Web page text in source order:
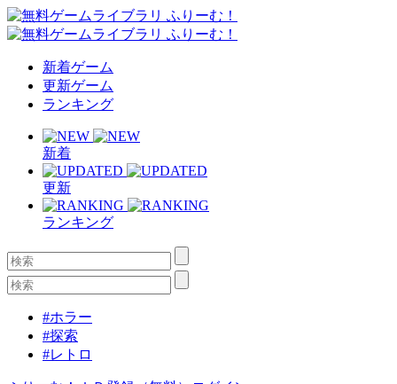
新着ゲーム
更新ゲーム
ランキング
新着
更新
ランキング
#ホラー
#探索
#レトロ